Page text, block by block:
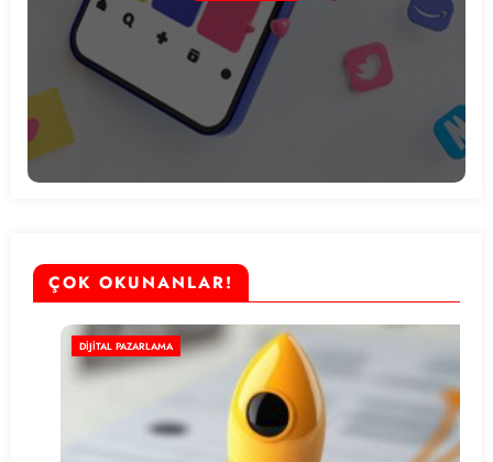
ÇOK OKUNANLAR!
DIJITAL PAZARLAMA